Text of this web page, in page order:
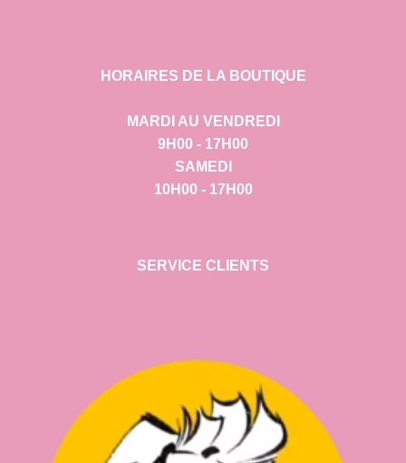
HORAIRES DE LA BOUTIQUE
MARDI AU VENDREDI
9H00 - 17H00
SAMEDI
10H00 - 17H00
SERVICE CLIENTS